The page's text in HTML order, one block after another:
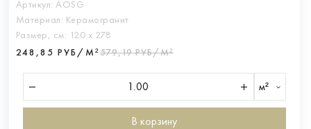
Артикул: AOSG
Материал: Керамогранит
Размер, см: 120 х 278
248,85 РУБ/М²579,19 РУБ/М²
м²
В корзину